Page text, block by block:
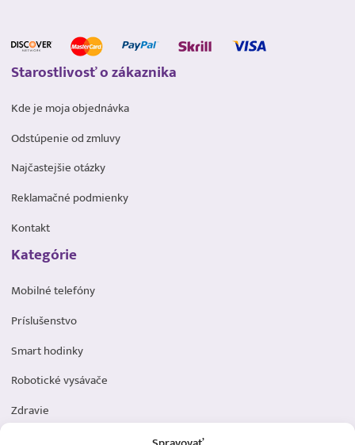
Starostlivosť o zákaznika
Kde je moja objednávka
Odstúpenie od zmluvy
Najčastejšie otázky
Reklamačné podmienky
Kontakt
Kategórie
Mobilné telefóny
Príslušenstvo
Smart hodinky
Robotické vysávače
Zdravie